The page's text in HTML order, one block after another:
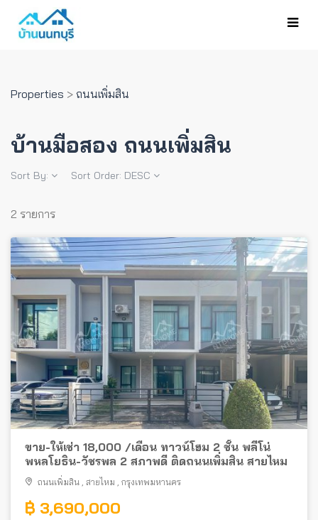
Properties > ถนนเพิ่มสิน
บ้านมือสอง ถนนเพิ่มสิน
Sort By: Sort Order: DESC
2 รายการ
ขาย-ให้เช่า 18,000 /เดือน ทาวน์โฮม 2 ชั้น พลีโน่
พหลโยธิน-วัชรพล 2 สภาพดี ติดถนนเพิ่มสิน สายไหม
ถนนเพิ่มสิน สายไหม กรุงเทพมหานคร
฿ 3,690,000